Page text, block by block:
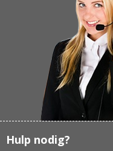
Hulp nodig?